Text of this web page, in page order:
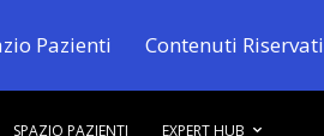
Pazienti Contenuti Riservati
SPAZIO PAZIENTI EXPERT HUB